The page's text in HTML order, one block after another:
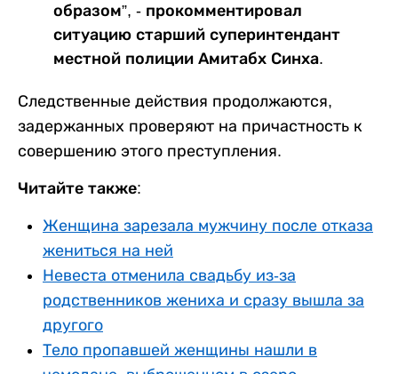
образом”, - прокомментировал
ситуацию старший суперинтендант
местной полиции Амитабх Синха.
Следственные действия продолжаются,
задержанных проверяют на причастность к
совершению этого преступления.
Читайте также:
Женщина зарезала мужчину после отказа
жениться на ней
Невеста отменила свадьбу из-за
родственников жениха и сразу вышла за
другого
Тело пропавшей женщины нашли в